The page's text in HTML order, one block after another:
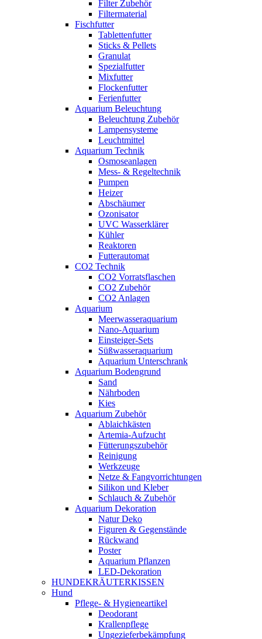
Filter Zubehör
Filtermaterial
Fischfutter
Tablettenfutter
Sticks & Pellets
Granulat
Spezialfutter
Mixfutter
Flockenfutter
Ferienfutter
Aquarium Beleuchtung
Beleuchtung Zubehör
Lampensysteme
Leuchtmittel
Aquarium Technik
Osmoseanlagen
Mess- & Regeltechnik
Pumpen
Heizer
Abschäumer
Ozonisator
UVC Wasserklärer
Kühler
Reaktoren
Futterautomat
CO2 Technik
CO2 Vorratsflaschen
CO2 Zubehör
CO2 Anlagen
Aquarium
Meerwasseraquarium
Nano-Aquarium
Einsteiger-Sets
Süßwasseraquarium
Aquarium Unterschrank
Aquarium Bodengrund
Sand
Nährboden
Kies
Aquarium Zubehör
Ablaichkästen
Artemia-Aufzucht
Fütterungszubehör
Reinigung
Werkzeuge
Netze & Fangvorrichtungen
Silikon und Kleber
Schlauch & Zubehör
Aquarium Dekoration
Natur Deko
Figuren & Gegenstände
Rückwand
Poster
Aquarium Pflanzen
LED-Dekoration
HUNDEKRÄUTERKISSEN
Hund
Pflege- & Hygieneartikel
Deodorant
Krallenpflege
Ungezieferbekämpfung